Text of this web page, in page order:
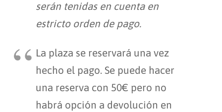
serán tenidas en cuenta en
estricto orden de pago.
La plaza se reservará una vez
hecho el pago. Se puede hacer
una reserva con 50€ pero no
habrá opción a devolución en